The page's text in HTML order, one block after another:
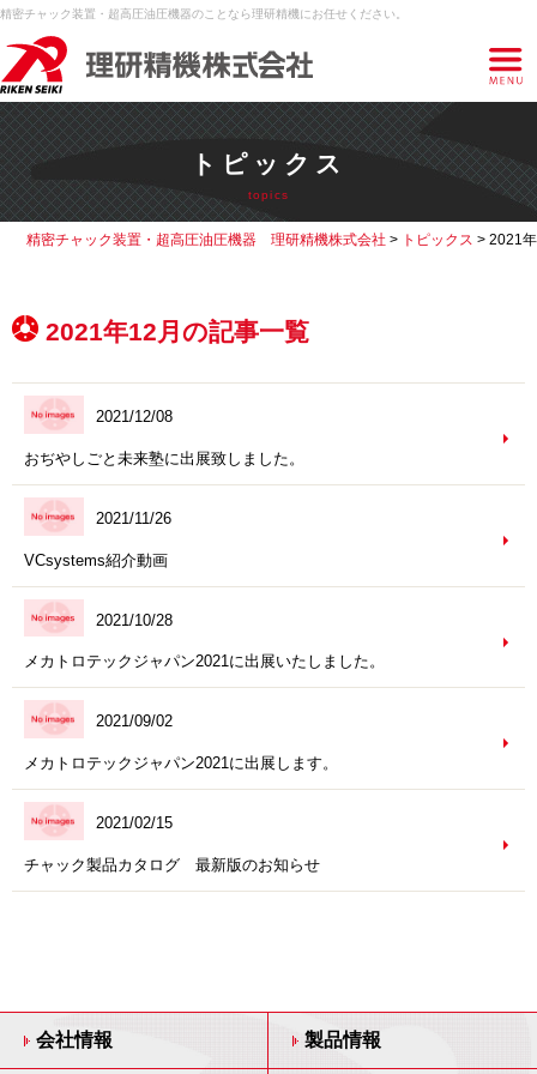
精密チャック装置・超高圧油圧機器のことなら理研精機にお任せください。
トピックス
topics
精密チャック装置・超高圧油圧機器 理研精機株式会社 > トピックス > 2021年
2021年12月の記事一覧
2021/12/08
おぢやしごと未来塾に出展致しました。
2021/11/26
VCsystems紹介動画
2021/10/28
メカトロテックジャパン2021に出展いたしました。
2021/09/02
メカトロテックジャパン2021に出展します。
2021/02/15
チャック製品カタログ 最新版のお知らせ
会社情報 製品情報